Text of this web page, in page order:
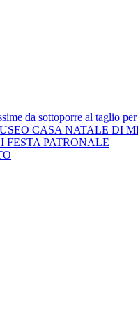
da sottoporre al taglio
CASA NATALE DI
FESTA PATRONALE